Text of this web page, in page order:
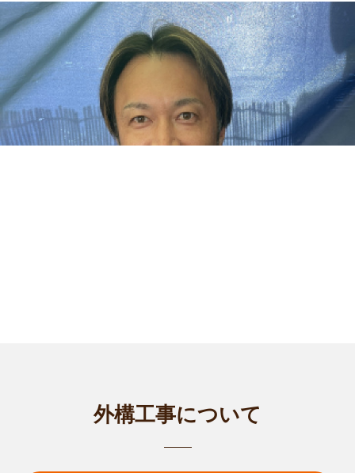
外構工事について